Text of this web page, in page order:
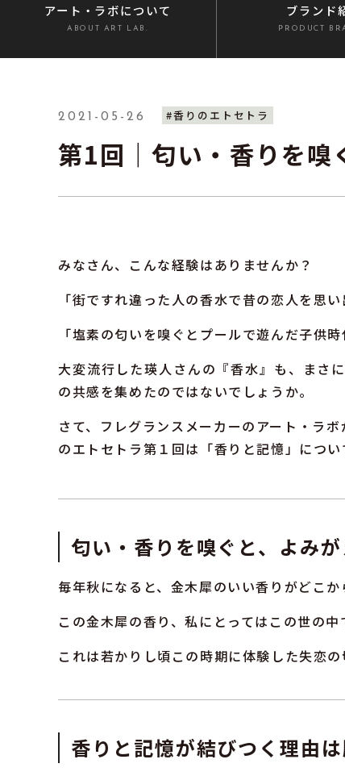
アート・ラボについて
ABOUT ART LAB.
ブランド
PRODUCT
2021-05-26 #香りのエトセトラ
第1回｜匂い・香りを嗅
みなさん、こんな経験はありませんか？
「街ですれ違った人の香水で昔の恋人を思い
「塩素の匂いを嗅ぐとプールで遊んだ子供時
大変流行した瑛人さんの『香水』も、まさ
の共感を集めたのではないでしょうか。
さて、フレグランスメーカーのアート・ラ
のエトセトラ第１回は「香りと記憶」につい
匂い・香りを嗅ぐと、よみ
毎年秋になると、金木犀のいい香りがどこか
この金木犀の香り、私にとってはこの世の
これは若かりし頃この時期に体験した失恋
香りと記憶が結びつく理由